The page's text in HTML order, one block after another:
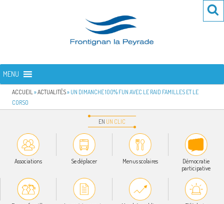
FRONTIGNAN LA PEYRADE
MENU
ACCUEIL »ACTUALITÉS» UN DIMANCHE 100% FUN AVEC LE RAID FAMILLES ET LE
CORSO
EN UN CLIC
Associations Se déplacer Menus scolaires
Démocratie
participative